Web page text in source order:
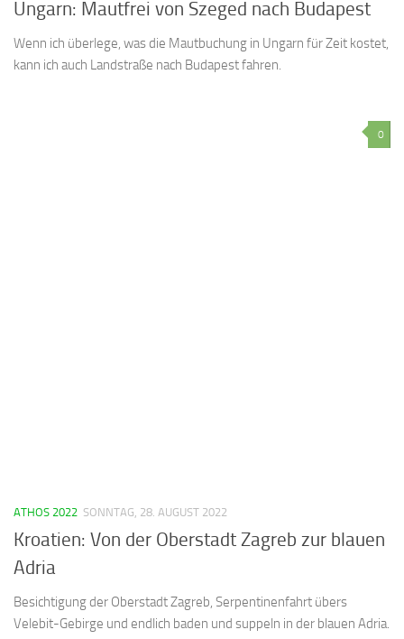
Ungarn: Mautfrei von Szeged nach Budapest
Wenn ich überlege, was die Mautbuchung in Ungarn für Zeit kostet,
kann ich auch Landstraße nach Budapest fahren.
0
ATHOS 2022 SONNTAG, 28. AUGUST 2022
Kroatien: Von der Oberstadt Zagreb zur blauen
Adria
Besichtigung der Oberstadt Zagreb, Serpentinenfahrt übers
Velebit-Gebirge und endlich baden und suppeln in der blauen Adria.